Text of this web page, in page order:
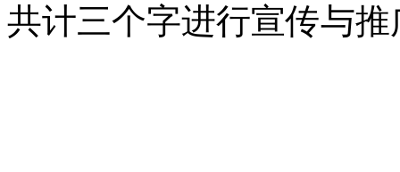
共计三个字进行宣传与推